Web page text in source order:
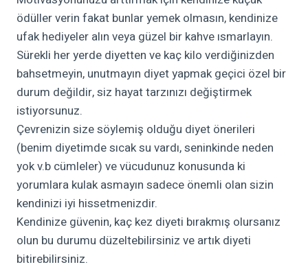
ödüller verin fakat bunlar yemek olmasın, kendinize
ufak hediyeler alın veya güzel bir kahve ısmarlayın.
Sürekli her yerde diyetten ve kaç kilo verdiğinizden
bahsetmeyin, unutmayın diyet yapmak geçici özel bir
durum değildir, siz hayat tarzınızı değiştirmek
istiyorsunuz.
Çevrenizin size söylemiş olduğu diyet önerileri
(benim diyetimde sıcak su vardı, seninkinde neden
yok v.b cümleler) ve vücudunuz konusunda ki
yorumlara kulak asmayın sadece önemli olan sizin
kendinizi iyi hissetmenizdir.
Kendinize güvenin, kaç kez diyeti bırakmış olursanız
olun bu durumu düzeltebilirsiniz ve artık diyeti
bitirebilirsiniz.